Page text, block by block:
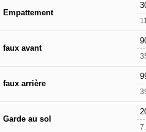
Empattement
faux avant
faux arrière
Garde au sol